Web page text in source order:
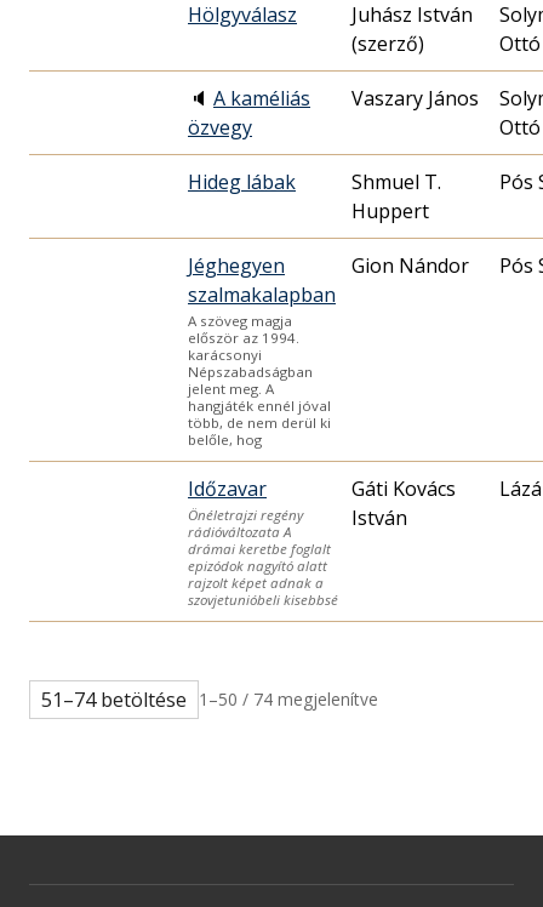
Hölgyválasz
Juhász István
(szerző)
Ottó
🔈 A kaméliás
özvegy
Vaszary János
Ottó
Hideg lábak
Shmuel T.
Huppert
Pós
Jéghegyen
szalmakalapban
A szöveg magja
először az 1994.
karácsonyi
Népszabadságban
jelent meg. A
hangjáték ennél jóval
több, de nem derül ki
belőle, hog
Gion Nándor Pós
Időzavar
Önéletrajzi regény
rádióváltozata A
drámai keretbe foglalt
epizódok nagyító alatt
rajzolt képet adnak a
szovjetunióbeli kisebbsé
Gáti Kovács
István
51–74 betöltése 1–50 / 74 megjelenítve